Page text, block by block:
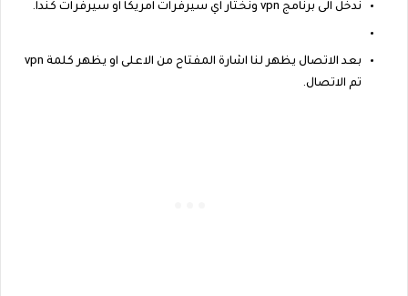
ندخل الى برنامج vpn ونختار اي سيرفرات امريكا او سيرفرات كندا.
بعد الاتصال يظهر لنا اشارة المفتاح من الاعلى او يظهر كلمة vpn
تم الاتصال.